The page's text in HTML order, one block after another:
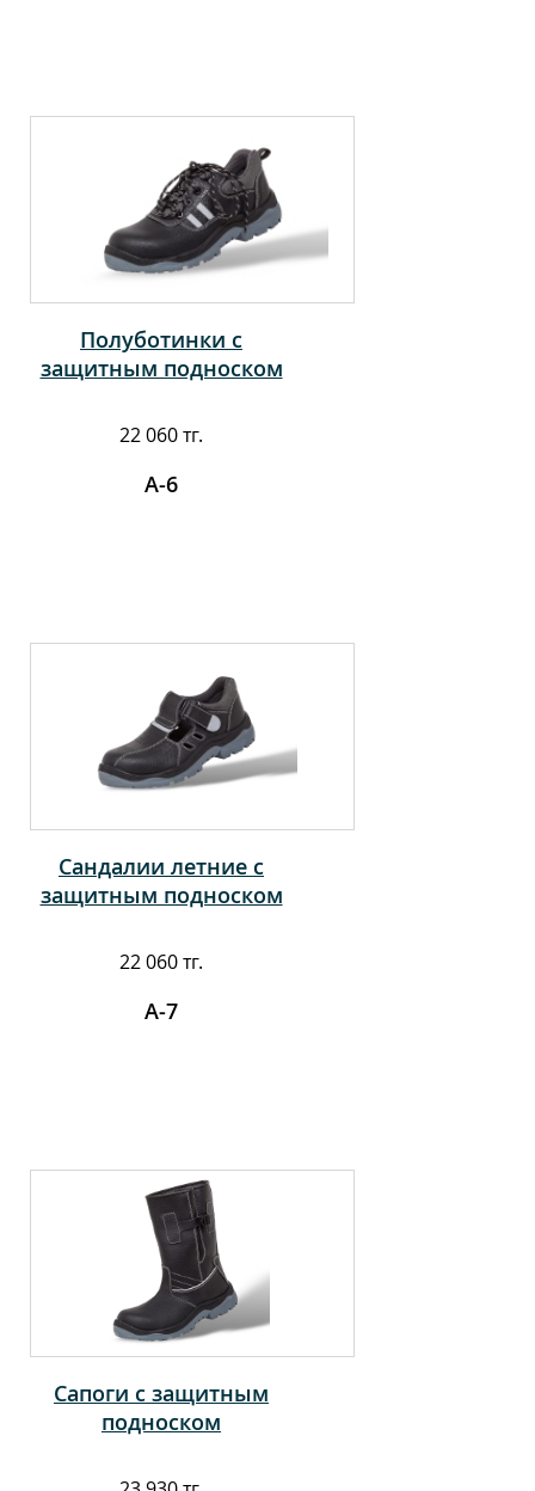
Полуботинки с
защитным подноском
22 060 тг.
А-6
Сандалии летние с
защитным подноском
22 060 тг.
А-7
Сапоги с защитным
подноском